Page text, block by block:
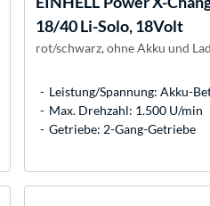
18/40 Li-Solo, 18Volt
rot/schwarz, ohne Akku und
Leistung/Spannung: Akku-
Max. Drehzahl: 1.500 U/min
Getriebe: 2-Gang-Getriebe